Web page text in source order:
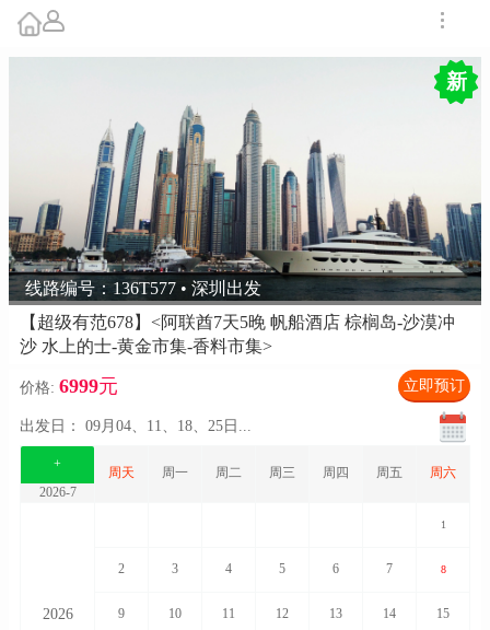
线路编号：136T577 • 深圳出发
【超级有范678】<阿联酋7天5晚 帆船酒店 棕榈岛-沙漠冲
沙 水上的士-黄金市集-香料市集>
新
价格: 6999元 立即预订
出发日： 09月04、11、18、25日 ...
+
2026-7
周天 周一 周二 周三 周四 周五 周六
2026
1
2 3 4 5 6 7 8
9 10 11 12 13 14 15